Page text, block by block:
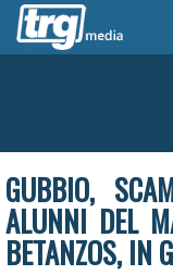
GUBBIO,
ALUNNI DEL
BETANZOS, IN